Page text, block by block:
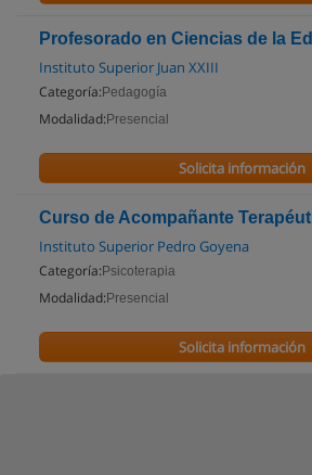
Profesorado en Ciencias de la
Instituto Superior Juan XXIII
Categoría: Pedagogía
Modalidad: Presencial
Solicita información
Curso de Acompañante
Instituto Superior Pedro Goyena
Categoría: Psicoterapia
Modalidad: Presencial
Solicita información